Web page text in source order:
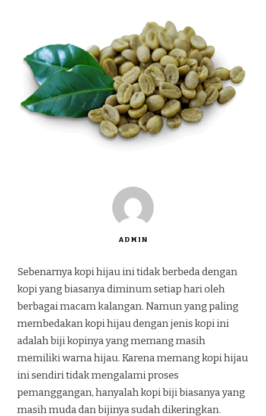
ADMIN
Sebenarnya kopi hijau ini tidak berbeda dengan
kopi yang biasanya diminum setiap hari oleh
berbagai macam kalangan. Namun yang paling
membedakan kopi hijau dengan jenis kopi ini
adalah biji kopinya yang memang masih
memiliki warna hijau. Karena memang kopi hijau
ini sendiri tidak mengalami proses
pemanggangan, hanyalah kopi biji biasanya yang
masih muda dan bijinya sudah dikeringkan.